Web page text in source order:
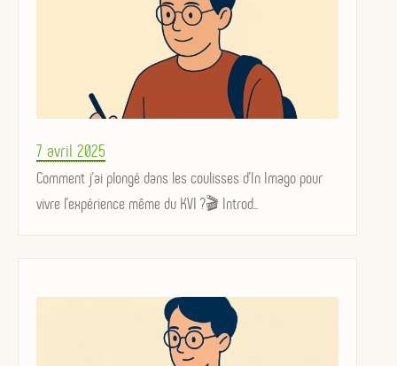
Posted
on
7 avril 2025
Comment j’ai plongé dans les coulisses d’In Imago pour
vivre l'expérience même du KVI ?🎬 Introd...